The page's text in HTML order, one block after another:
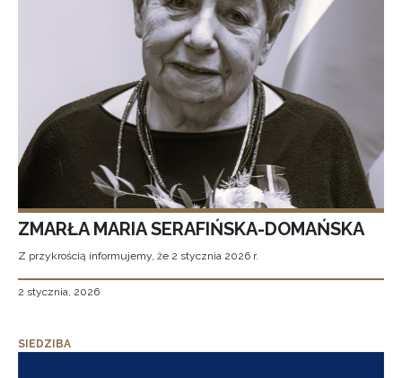
ZMARŁA MARIA SERAFIŃSKA-DOMAŃSKA
Z przykrością informujemy, że 2 stycznia 2026 r.
2 stycznia, 2026
SIEDZIBA